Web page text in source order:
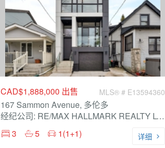
CAD$1,888,000 出售 MLS® # E13594360
167 Sammon Avenue, 多伦多
经纪公司: RE/MAX HALLMARK REALTY LTD.
3
5 1(1+1) 详细